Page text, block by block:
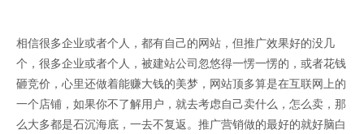
相信很多企业或者个人，都有自己的网站，但推广效果好的没几
个，很多企业或者个人，被建站公司忽悠得一愣一愣的，或者花钱
砸竞价，心里还做着能赚大钱的美梦，网站顶多算是在互联网上的
一个店铺，如果你不了解用户，就去考虑自己卖什么，怎么卖，那
么大多都是石沉海底，一去不复返。推广营销做的最好的就好脑白